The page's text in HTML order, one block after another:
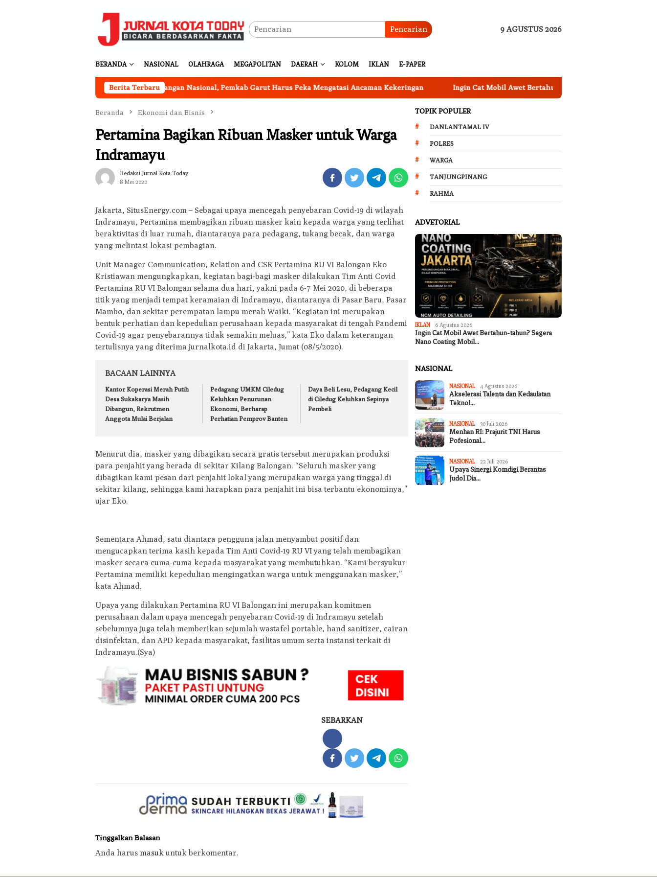
Pencarian 9 AGUSTUS 2026
BERANDA NASIONAL OLAHRAGA MEGAPOLITAN DAERAH KOLOM IKLAN E-PAPER
Berita Terbaru
Program Ketahanan Pangan Nasional, Pemkab Garut Harus Peka Mengatasi Ancaman Kekeringan Ingin Cat Mobil Awet Bertahun-tahun? Segera Nano Coating Mobil
Beranda Ekonomi dan Bisnis
Pertamina Bagikan Ribuan Masker untuk Warga
Indramayu
Redaksi Jurnal Kota Today
8 Mei 2020
Jakarta, SitusEnergy.com – Sebagai upaya mencegah penyebaran Covid-19 di wilayah
Indramayu, Pertamina membagikan ribuan masker kain kepada warga yang terlihat
beraktivitas di luar rumah, diantaranya para pedagang, tukang becak, dan warga
yang melintasi lokasi pembagian.
Unit Manager Communication, Relation and CSR Pertamina RU VI Balongan Eko
Kristiawan mengungkapkan, kegiatan bagi-bagi masker dilakukan Tim Anti Covid
Pertamina RU VI Balongan selama dua hari, yakni pada 6-7 Mei 2020, di beberapa
titik yang menjadi tempat keramaian di Indramayu, diantaranya di Pasar Baru, Pasar
Mambo, dan sekitar perempatan lampu merah Waiki. “Kegiatan ini merupakan
bentuk perhatian dan kepedulian perusahaan kepada masyarakat di tengah Pandemi
Covid-19 agar penyebarannya tidak semakin meluas,” kata Eko dalam keterangan
tertulisnya yang diterima jurnalkota.id di Jakarta, Jumat (08/5/2020).
BACAAN LAINNYA
Kantor Koperasi Merah Putih
Desa Sukakarya Masih
Dibangun, Rekrutmen
Anggota Mulai Berjalan
Pedagang UMKM Ciledug
Keluhkan Penurunan
Ekonomi, Berharap
Perhatian Pemprov Banten
Daya Beli Lesu, Pedagang Kecil
di Ciledug Keluhkan Sepinya
Pembeli
Menurut dia, masker yang dibagikan secara gratis tersebut merupakan produksi
para penjahit yang berada di sekitar Kilang Balongan. “Seluruh masker yang
dibagikan kami pesan dari penjahit lokal yang merupakan warga yang tinggal di
sekitar kilang, sehingga kami harapkan para penjahit ini bisa terbantu ekonominya,”
ujar Eko.
Sementara Ahmad, satu diantara pengguna jalan menyambut positif dan
mengucapkan terima kasih kepada Tim Anti Covid-19 RU VI yang telah membagikan
masker secara cuma-cuma kepada masyarakat yang membutuhkan. “Kami bersyukur
Pertamina memiliki kepedulian mengingatkan warga untuk menggunakan masker,”
kata Ahmad.
Upaya yang dilakukan Pertamina RU VI Balongan ini merupakan komitmen
perusahaan dalam upaya mencegah penyebaran Covid-19 di Indramayu setelah
sebelumnya juga telah memberikan sejumlah wastafel portable, hand sanitizer, cairan
disinfektan, dan APD kepada masyarakat, fasilitas umum serta instansi terkait di
Indramayu.(Sya)
SEBARKAN
Tinggalkan Balasan
Anda harus masuk untuk berkomentar.
TOPIK POPULER
DANLANTAMAL IV
POLRES
WARGA
TANJUNGPINANG
RAHMA
ADVETORIAL
IKLAN 6 Agustus 2026
Ingin Cat Mobil Awet Bertahun-tahun? Segera
Nano Coating Mobil…
NASIONAL
NASIONAL 4 Agustus 2026
Akselerasi Talenta dan Kedaulatan
Teknol…
NASIONAL 30 Juli 2026
Menhan RI: Prajurit TNI Harus
Pofesional…
NASIONAL 22 Juli 2026
Upaya Sinergi Komdigi Berantas
Judol Dia…